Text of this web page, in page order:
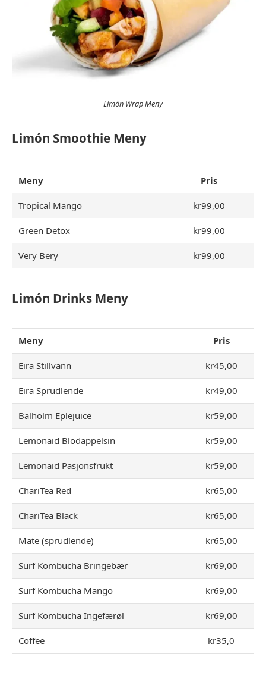
Limón Wrap Meny
Limón Smoothie Meny
Meny Pris
Tropical Mango kr99,00
Green Detox kr99,00
Very Bery kr99,00
Limón Drinks Meny
Meny Pris
Eira Stillvann kr45,00
Eira Sprudlende kr49,00
Balholm Eplejuice kr59,00
Lemonaid Blodappelsin kr59,00
Lemonaid Pasjonsfrukt kr59,00
ChariTea Red kr65,00
ChariTea Black kr65,00
Mate (sprudlende) kr65,00
Surf Kombucha Bringebær kr69,00
Surf Kombucha Mango kr69,00
Surf Kombucha Ingefærøl kr69,00
Coffee kr35,0